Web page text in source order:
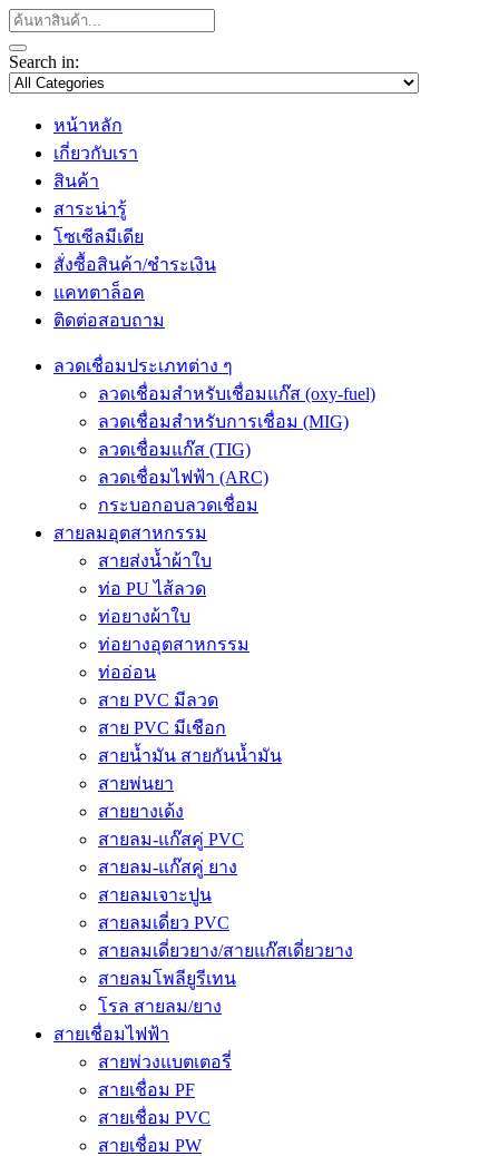
Search in:
หน้าหลัก
เกี่ยวกับเรา
สินค้า
สาระน่ารู้
โซเซีลมีเดีย
สั่งซื้อสินค้า/ชำระเงิน
แคทตาล็อค
ติดต่อสอบถาม
ลวดเชื่อมประเภทต่าง ๆ
ลวดเชื่อมสำหรับเชื่อมแก๊ส (oxy-fuel)
ลวดเชื่อมสำหรับการเชื่อม (MIG)
ลวดเชื่อมแก๊ส (TIG)
ลวดเชื่อมไฟฟ้า (ARC)
กระบอกอบลวดเชื่อม
สายลมอุตสาหกรรม
สายส่งน้ำผ้าใบ
ท่อ PU ไส้ลวด
ท่อยางผ้าใบ
ท่อยางอุตสาหกรรม
ท่ออ่อน
สาย PVC มีลวด
สาย PVC มีเชือก
สายน้ำมัน สายกันน้ำมัน
สายพ่นยา
สายยางเด้ง
สายลม-แก๊สคู่ PVC
สายลม-แก๊สคู่ ยาง
สายลมเจาะปูน
สายลมเดี่ยว PVC
สายลมเดี่ยวยาง/สายแก๊สเดี่ยวยาง
สายลมโพลียูรีเทน
โรล สายลม/ยาง
สายเชื่อมไฟฟ้า
สายพ่วงแบตเตอรี่
สายเชื่อม PF
สายเชื่อม PVC
สายเชื่อม PW